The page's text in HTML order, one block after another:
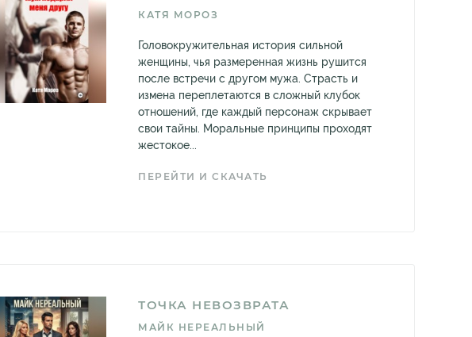
КАТЯ МОРОЗ
Головокружительная история сильной
женщины, чья размеренная жизнь рушится
после встречи с другом мужа. Страсть и
измена переплетаются в сложный клубок
отношений, где каждый персонаж скрывает
свои тайны. Моральные принципы проходят
жестокое...
ПЕРЕЙТИ И СКАЧАТЬ
ТОЧКА НЕВОЗВРАТА
МАЙК НЕРЕАЛЬНЫЙ